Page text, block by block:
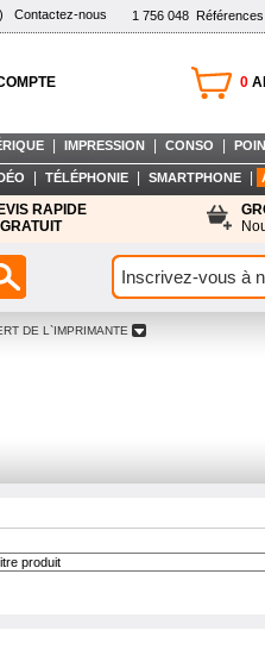
1 756 048 Références
Contactez-nous
0
IMPRESSION CONSO
TÉLÉPHONIE SMARTPHONE
RAPIDE
DE L`IMPRIMANTE